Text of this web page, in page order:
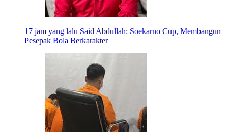
17 jam yang lalu Said Abdullah: Soekarno Cup, Membangun
Pesepak Bola Berkarakter